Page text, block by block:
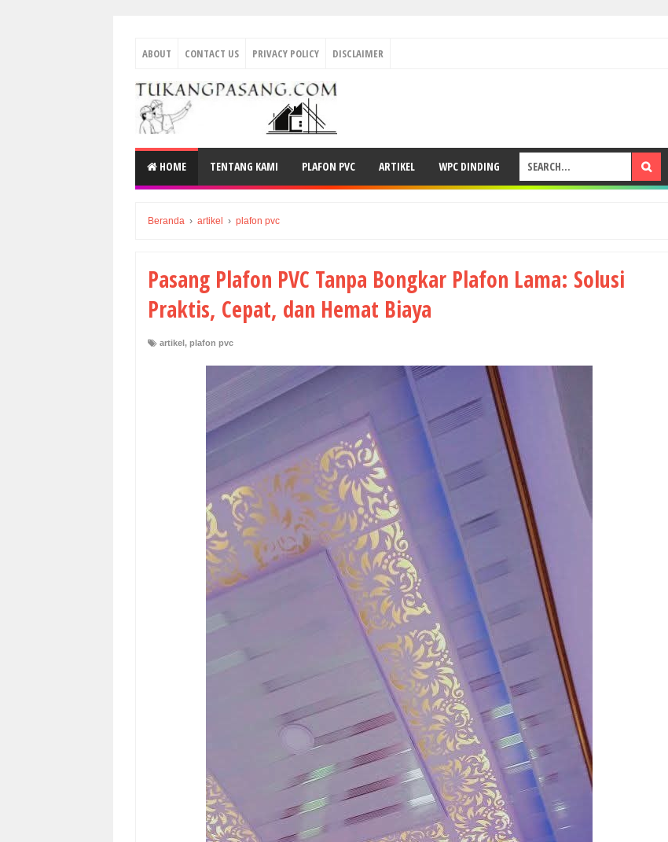
ABOUT CONTACT US PRIVACY POLICY DISCLAIMER
HOME TENTANG KAMI PLAFON PVC ARTIKEL WPC DINDING
Beranda › artikel › plafon pvc
Pasang Plafon PVC Tanpa Bongkar Plafon Lama: Solusi
Praktis, Cepat, dan Hemat Biaya
artikel , plafon pvc